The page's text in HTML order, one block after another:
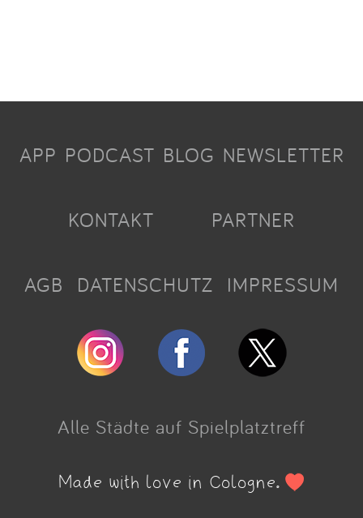
APP PODCAST BLOG NEWSLETTER
KONTAKT PARTNER
AGB DATENSCHUTZ IMPRESSUM
Alle Städte auf Spielplatztreff
Made with love in Cologne.